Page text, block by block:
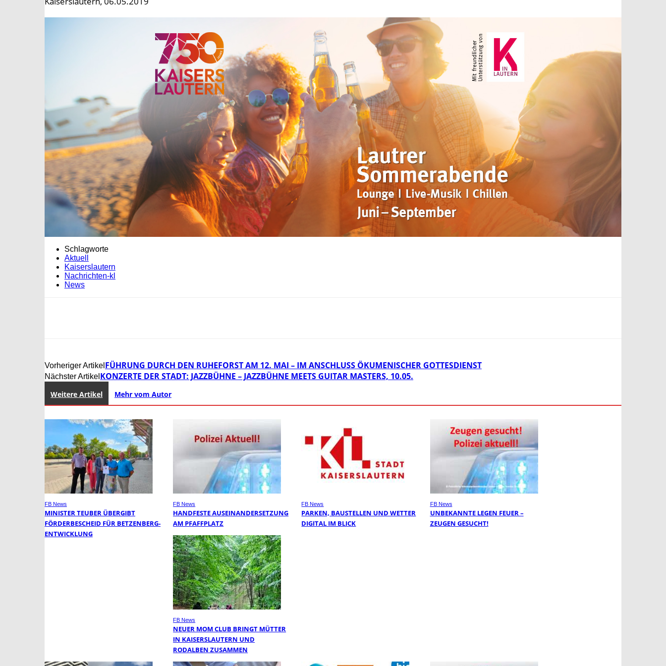
Schlagworte
Aktuell
Kaiserslautern
Nachrichten-kl
News
Vorheriger Artikel FÜHRUNG DURCH DEN RUHEFORST AM 12. MAI – IM ANSCHLUSS ÖKUMENISCHER GOTTESDIENST
Nächster Artikel KONZERTE DER STADT: JAZZBÜHNE – JAZZBÜHNE MEETS GUITAR MASTERS, 10.05.
Weitere Artikel Mehr vom Autor
FB News
MINISTER TEUBER ÜBERGIBT
FÖRDERBESCHEID FÜR BETZENBERG-
ENTWICKLUNG
FB News
HANDFESTE AUSEINANDERSETZUNG
AM PFAFFPLATZ
FB News
PARKEN, BAUSTELLEN UND WETTER
DIGITAL IM BLICK
FB News
UNBEKANNTE LEGEN FEUER –
ZEUGEN GESUCHT!
FB News
NEUER MOM CLUB BRINGT MÜTTER
IN KAISERSLAUTERN UND
RODALBEN ZUSAMMEN